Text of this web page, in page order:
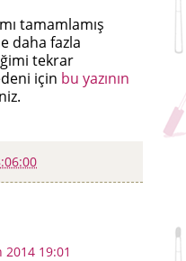
tamamlamış
daha fazla
tekrar
için bu yazının
2014 19:01